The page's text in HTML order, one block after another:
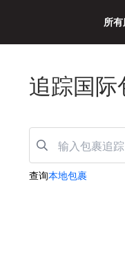
所
追踪国际
查询本地包裹